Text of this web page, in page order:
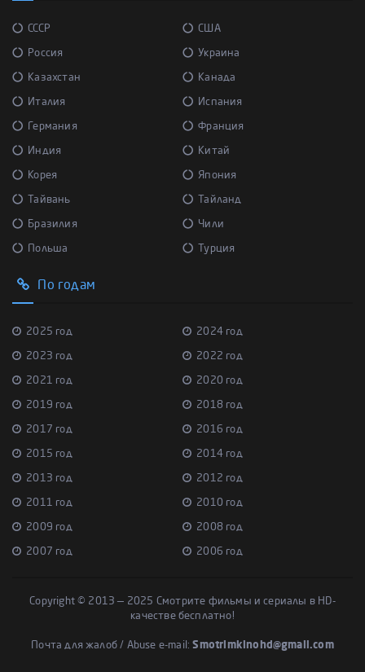
СССР США
Россия Украина
Казахстан Канада
Италия Испания
Германия Франция
Индия Китай
Корея Япония
Тайвань Тайланд
Бразилия Чили
Польша Турция
По годам
2025 год 2024 год
2023 год 2022 год
2021 год 2020 год
2019 год 2018 год
2017 год 2016 год
2015 год 2014 год
2013 год 2012 год
2011 год 2010 год
2009 год 2008 год
2007 год 2006 год
Copyright © 2013 — 2025 Смотрите фильмы и сериалы в HD-
качестве бесплатно!
Почта для жалоб / Abuse e-mail:Smotrimkinohd@gmail.com